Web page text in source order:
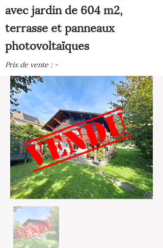
avec jardin de 604 m2,
terrasse et panneaux
photovoltaïques
Prix de vente : -